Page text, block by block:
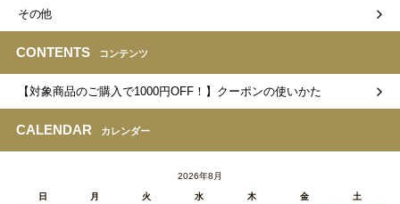
その他
CONTENTS コンテンツ
【対象商品のご購入で1000円OFF！】クーポンの使いかた
CALENDAR カレンダー
2026年8月
日 月 火 水 木 金 土